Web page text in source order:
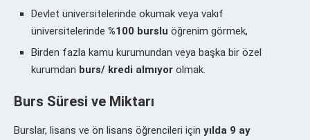
Devlet üniversitelerinde okumak veya vakıf
üniversitelerinde %100 burslu öğrenim görmek,
Birden fazla kamu kurumundan veya başka bir özel
kurumdan burs/ kredi almıyor olmak.
Burs Süresi ve Miktarı
Burslar, lisans ve ön lisans öğrencileri için yılda 9 ay